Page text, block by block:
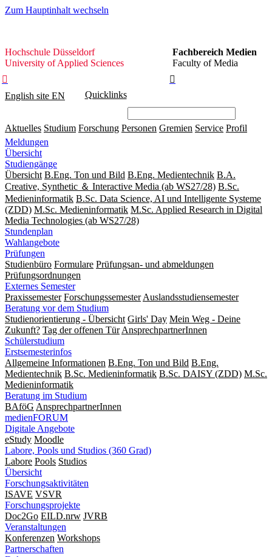
Zum Hauptinhalt wechseln
Hochschule
Düsseldorf
Hochschule Düsseldorf
University of Applied Sciences
Fachbereich Medien
Faculty of Media


English site EN Quicklinks
Aktuelles Studium Forschung Personen Gremien Service Profil
Meldungen
Übersicht
Studiengänge
Übersicht B.Eng. Ton und Bild B.Eng. Medientechnik B.A.
Creative, Synthetic ＆ Interactive Media (ab WS27/28) B.Sc.
Medieninformatik B.Sc. Data Science, AI und Intelligente Systeme
(ZDD) M.Sc. Medieninformatik M.Sc. Applied Research in Digital
Media Technologies (ab WS27/28)
Stundenplan
Wahlangebote
Prüfungen
Studienbüro Formulare Prüfungsan- und abmeldungen
Prüfungsordnungen
Externes Semester
Praxissemester Forschungssemester Auslandsstudiensemester
Beratung vor dem Studium
Studienorientierung - Übersicht Girls' Day Mein Weg - Deine
Zukunft? Tag der offenen Tür AnsprechpartnerInnen
Schülerstudium
Erstsemesterinfos
Allgemeine Informationen B.Eng. Ton und Bild B.Eng.
Medientechnik B.Sc. Medieninformatik B.Sc. DAISY (ZDD) M.Sc.
Medieninformatik
Beratung im Studium
BAföG AnsprechpartnerInnen
medienFORUM
Digitale Angebote
eStudy Moodle
Labore, Pools und Studios (360 Grad)
Labore Pools Studios
Übersicht
Forschungsaktivitäten
ISAVE VSVR
Forschungsprojekte
Doc2Go EILD.nrw JVRB
Veranstaltungen
Konferenzen Workshops
Partnerschaften